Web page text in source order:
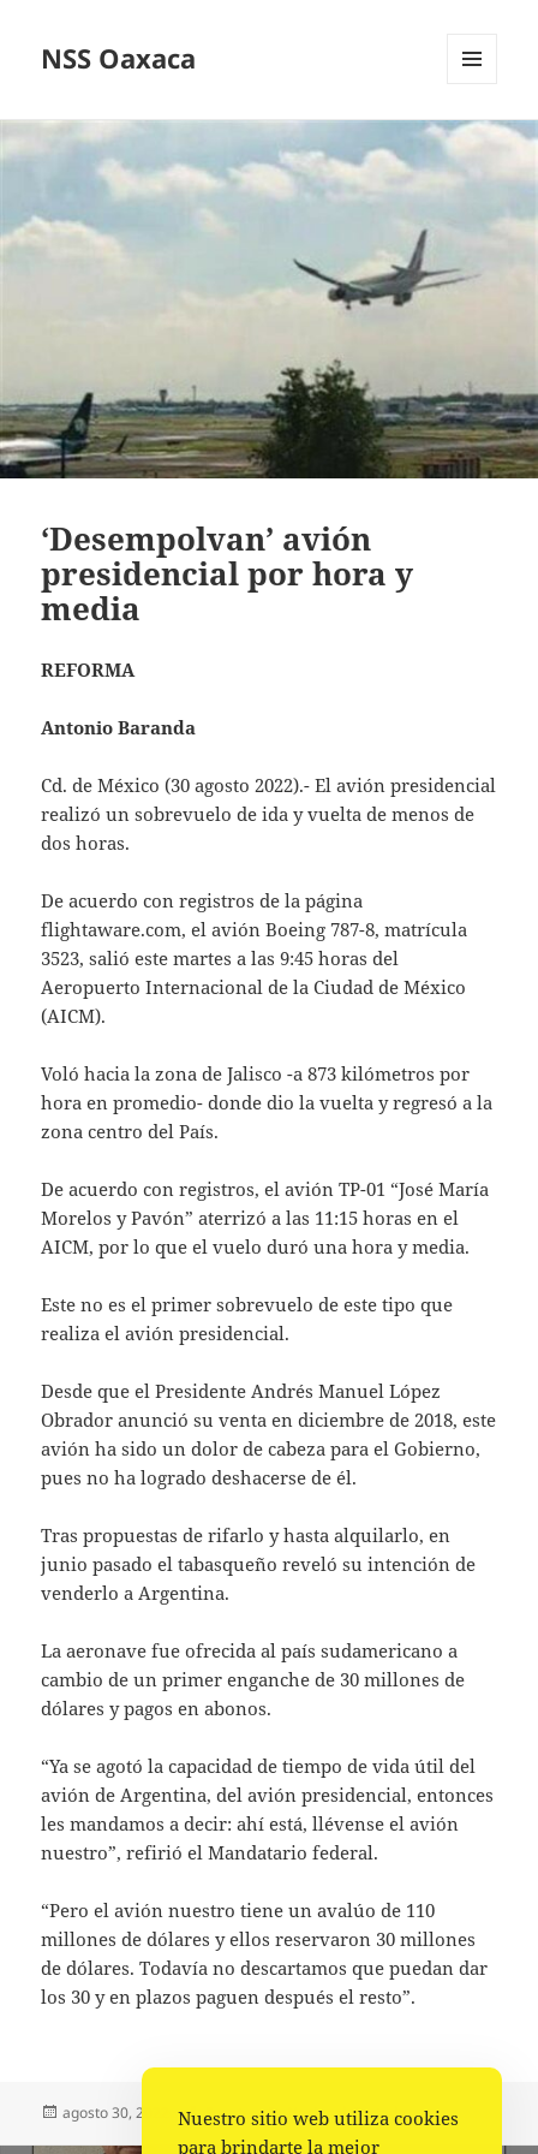
NSS Oaxaca
WIDGETS
‘Desempolvan’ avión
presidencial por hora y
media
REFORMA
Antonio Baranda
Cd. de México (30 agosto 2022).- El avión presidencial
realizó un sobrevuelo de ida y vuelta de menos de
dos horas.
De acuerdo con registros de la página
flightaware.com, el avión Boeing 787-8, matrícula
3523, salió este martes a las 9:45 horas del
Aeropuerto Internacional de la Ciudad de México
(AICM).
Voló hacia la zona de Jalisco -a 873 kilómetros por
hora en promedio- donde dio la vuelta y regresó a la
zona centro del País.
De acuerdo con registros, el avión TP-01 “José María
Morelos y Pavón” aterrizó a las 11:15 horas en el
AICM, por lo que el vuelo duró una hora y media.
Este no es el primer sobrevuelo de este tipo que
realiza el avión presidencial.
Desde que el Presidente Andrés Manuel López
Obrador anunció su venta en diciembre de 2018, este
avión ha sido un dolor de cabeza para el Gobierno,
pues no ha logrado deshacerse de él.
Tras propuestas de rifarlo y hasta alquilarlo, en
junio pasado el tabasqueño reveló su intención de
venderlo a Argentina.
La aeronave fue ofrecida al país sudamericano a
cambio de un primer enganche de 30 millones de
dólares y pagos en abonos.
“Ya se agotó la capacidad de tiempo de vida útil del
avión de Argentina, del avión presidencial, entonces
les mandamos a decir: ahí está, llévense el avión
nuestro”, refirió el Mandatario federal.
“Pero el avión nuestro tiene un avalúo de 110
millones de dólares y ellos reservaron 30 millones
de dólares. Todavía no descartamos que puedan dar
los 30 y en plazos paguen después el resto”.
Publicado
agosto 30, 2022 Autor
Fuente Categorías
Nacional,Portada
Nuestro sitio web utiliza cookies
para brindarte la mejor